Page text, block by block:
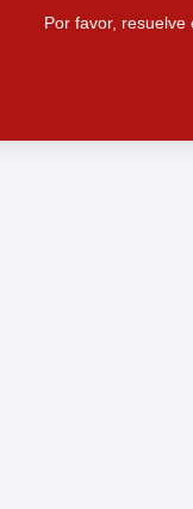
Por favor,